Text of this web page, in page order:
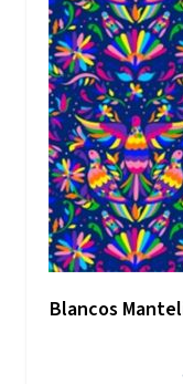
Blancos